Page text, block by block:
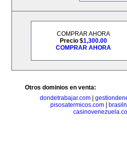
COMPRAR AHORA
Precio $1,300.00
COMPRAR AHORA
Otros dominios en venta:
dondetrabajar.com|
pisosatermicos.com